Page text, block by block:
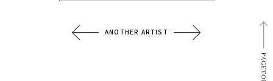
ANOTHER ARTIST